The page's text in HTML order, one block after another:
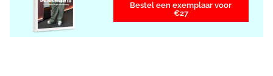
Bestel een exemplaar voor
€27